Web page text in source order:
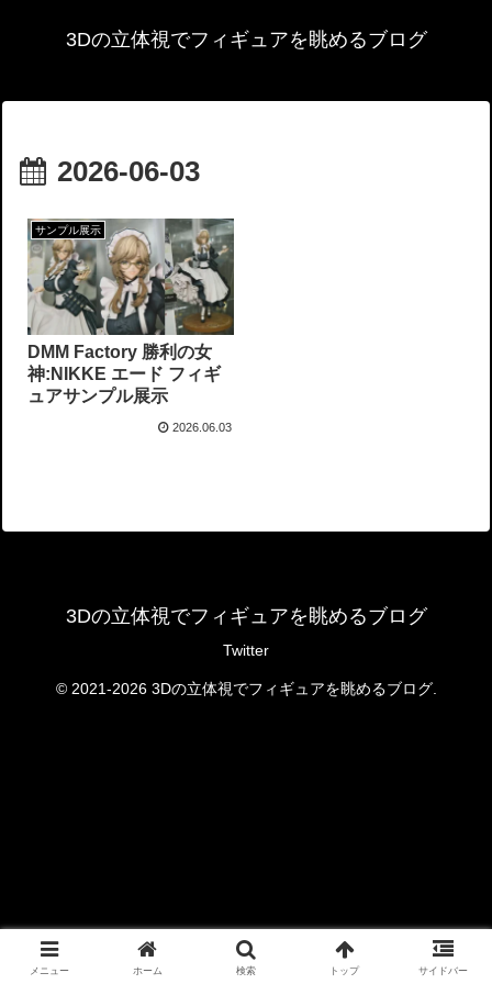
3Dの立体視でフィギュアを眺めるブログ
2026-06-03
サンプル展示
DMM Factory 勝利の女
神:NIKKE エード フィギ
ュアサンプル展示
2026.06.03
3Dの立体視でフィギュアを眺めるブログ
Twitter
© 2021-2026 3Dの立体視でフィギュアを眺めるブログ.
メニュー ホーム 検索 トップ サイドバー